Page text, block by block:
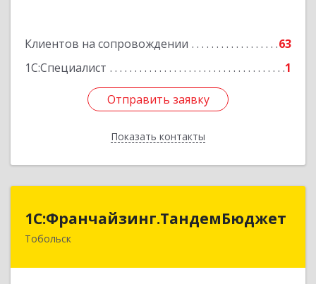
Клиентов на сопровождении
63
1С:Специалист
1
Отправить заявку
Показать контакты
Отправить заявку
Назад
1С:Франчайзинг.ТандемБюджет
Тобольск
1С:Франчайзинг.ТандемБюджет